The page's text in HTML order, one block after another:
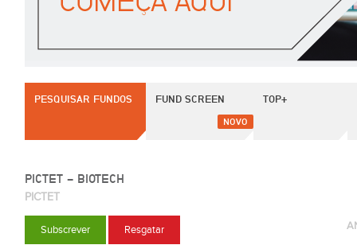
PESQUISAR FUNDOS FUND SCREEN
NOVO
TOP+
PICTET - BIOTECH
PICTET
Subscrever Resgatar